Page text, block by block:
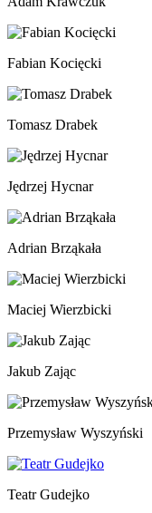
Fabian Kocięcki
Tomasz Drabek
Jędrzej Hycnar
Adrian Brząkała
Maciej Wierzbicki
Jakub Zając
Przemysław Wyszyński
Teatr Gudejko